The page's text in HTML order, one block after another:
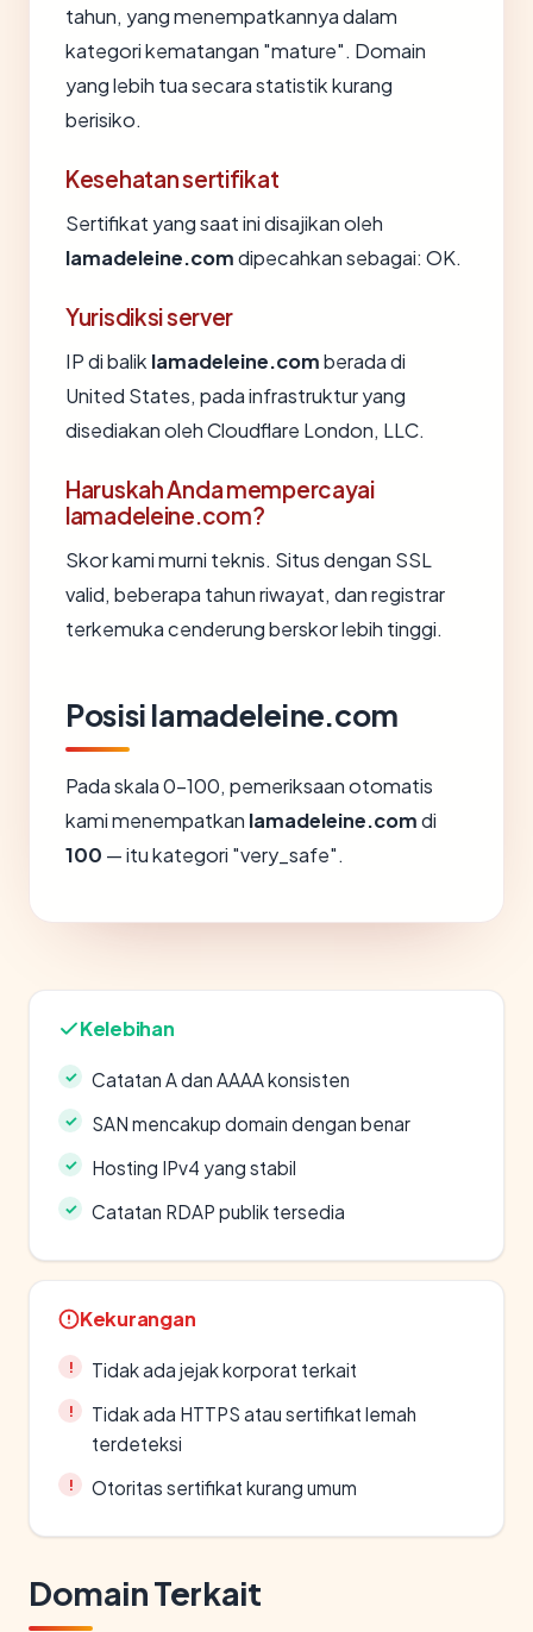
tahun, yang menempatkannya dalam
kategori kematangan "mature". Domain
yang lebih tua secara statistik kurang
berisiko.
Kesehatan sertifikat
Sertifikat yang saat ini disajikan oleh
lamadeleine.comdipecahkan sebagai: OK.
Yurisdiksi server
IP di balik lamadeleine.comberada di
United States, pada infrastruktur yang
disediakan oleh Cloudflare London, LLC.
Haruskah Anda mempercayai
lamadeleine.com?
Skor kami murni teknis. Situs dengan SSL
valid, beberapa tahun riwayat, dan registrar
terkemuka cenderung berskor lebih tinggi.
Posisi lamadeleine.com
Pada skala 0-100, pemeriksaan otomatis
kami menempatkan lamadeleine.comdi
100 — itu kategori "very_safe".
Kelebihan
Catatan A dan AAAA konsisten
SAN mencakup domain dengan benar
Hosting IPv4 yang stabil
Catatan RDAP publik tersedia
Kekurangan
Tidak ada jejak korporat terkait
Tidak ada HTTPS atau sertifikat lemah
terdeteksi
Otoritas sertifikat kurang umum
Domain Terkait